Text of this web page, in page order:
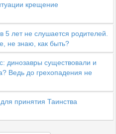
крещение
5 лет не слушается родителей.
не знаю, как быть?
динозавры существовали и
Ведь до грехопадения не
принятия Таинства